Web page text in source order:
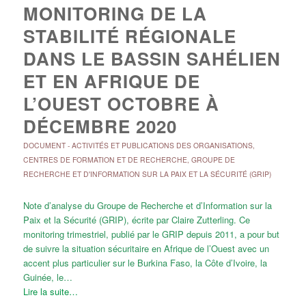
MONITORING DE LA
STABILITÉ RÉGIONALE
DANS LE BASSIN SAHÉLIEN
ET EN AFRIQUE DE
L’OUEST OCTOBRE À
DÉCEMBRE 2020
DOCUMENT- ACTIVITÉS ET PUBLICATIONS DES ORGANISATIONS,
CENTRES DE FORMATION ET DE RECHERCHE, GROUPE DE
RECHERCHE ET D'INFORMATION SUR LA PAIX ET LA SÉCURITÉ (GRIP)
Note d’analyse du Groupe de Recherche et d’Information sur la
Paix et la Sécurité (GRIP), écrite par Claire Zutterling. Ce
monitoring trimestriel, publié par le GRIP depuis 2011, a pour but
de suivre la situation sécuritaire en Afrique de l’Ouest avec un
accent plus particulier sur le Burkina Faso, la Côte d’Ivoire, la
Guinée, le…
Lire la suite…